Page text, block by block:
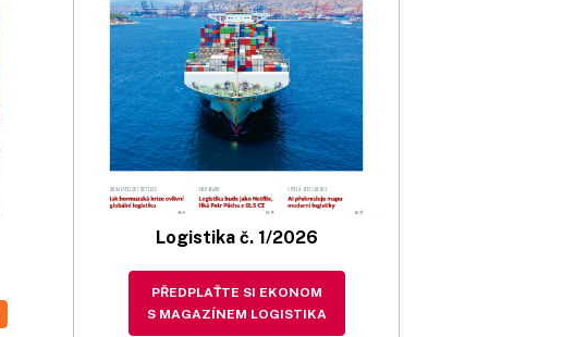
Logistika č. 1/2026
PŘEDPLAŤTE SI EKONOM
S MAGAZÍNEM LOGISTIKA